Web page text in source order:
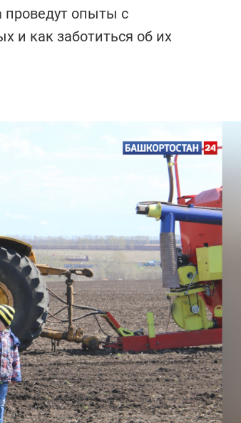
опыты с
и как заботиться об их